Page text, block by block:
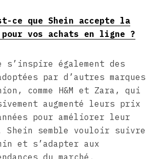
ce que Shein accepte la
pour vos achats en ligne ?
s’inspire également des
par d’autres marques
comme H&M et Zara, qui
augmenté leurs prix
pour améliorer leur
semble vouloir suivre
et s’adapter aux
du marché.